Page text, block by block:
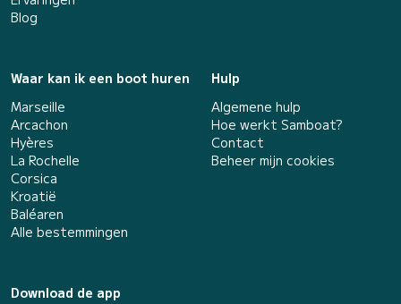
Blog
Waar kan ik een boot huren
Marseille
Arcachon
Hyères
La Rochelle
Corsica
Kroatië
Baléaren
Alle bestemmingen
Hulp
Algemene hulp
Hoe werkt Samboat?
Contact
Beheer mijn cookies
Download de app